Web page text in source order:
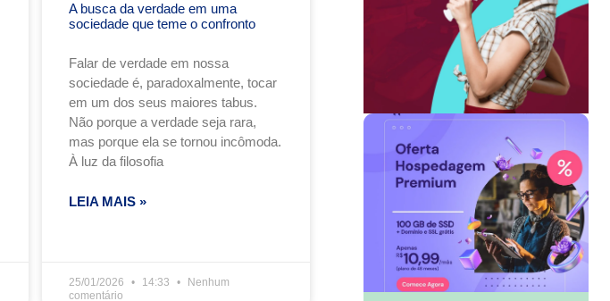
A busca da verdade em uma
sociedade que teme o confronto
Falar de verdade em nossa
sociedade é, paradoxalmente, tocar
em um dos seus maiores tabus.
Não porque a verdade seja rara,
mas porque ela se tornou incômoda.
À luz da filosofia
LEIA MAIS »
25/01/2026 14:33
Nenhum
comentário